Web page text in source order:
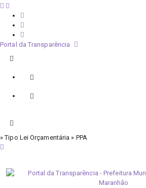
Portal da Transparência
» Tipo Lei Orçamentária » PPA